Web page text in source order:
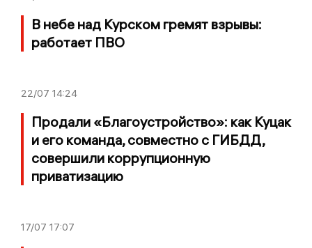
В небе над Курском гремят взрывы:
работает ПВО
22/07 14:24
Продали «Благоустройство»: как Куцак
и его команда, совместно с ГИБДД,
совершили коррупционную
приватизацию
17/07 17:07